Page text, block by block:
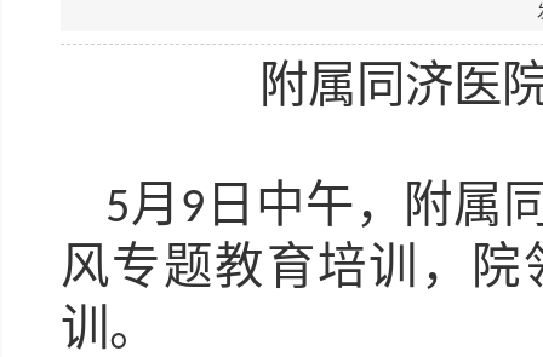
附属同济医
5月 9 日中午，附属
风专题教育培训，
训。